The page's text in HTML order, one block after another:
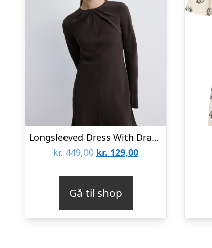
Longsleeved Dress With Draped Neck
kr.449,00 Den
var:
kr. 449,00.
kr. 129,00Den
kr. 129,00.
Gå til shop